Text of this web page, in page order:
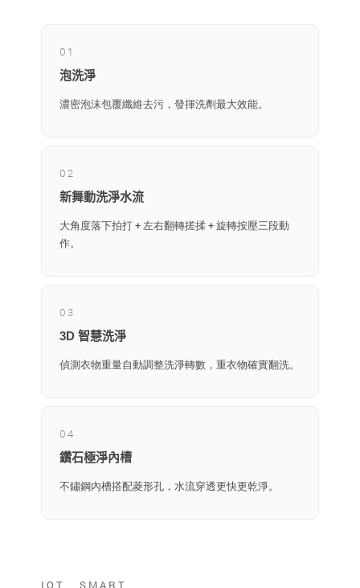
01
泡洗淨
濃密泡沫包覆纖維去污，發揮洗劑最大效能。
02
新舞動洗淨水流
大角度落下拍打 + 左右翻轉搓揉 + 旋轉按壓三段動
作。
03
3D 智慧洗淨
偵測衣物重量自動調整洗淨轉數，重衣物確實翻洗。
04
鑽石極淨內槽
不鏽鋼內槽搭配菱形孔，水流穿透更快更乾淨。
IOT SMART